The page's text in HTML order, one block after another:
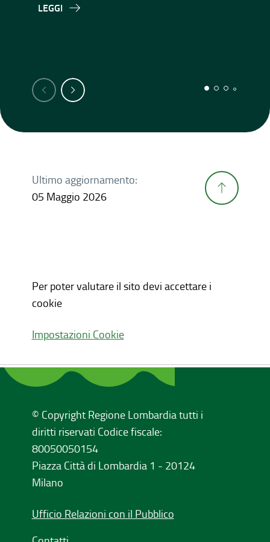
LEGGI
Ultimo aggiornamento:
05 Maggio 2026
Per poter valutare il sito devi accettare i
cookie
Impostazioni Cookie
© Copyright Regione Lombardia tutti i
diritti riservati Codice fiscale:
80050050154
Piazza Città di Lombardia 1 - 20124
Milano
Ufficio Relazioni con il Pubblico